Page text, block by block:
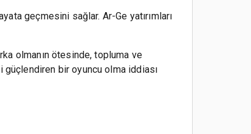
geçmesini sağlar. Ar-Ge yatırımları
olmanın ötesinde, topluma ve
güçlendiren bir oyuncu olma iddiası